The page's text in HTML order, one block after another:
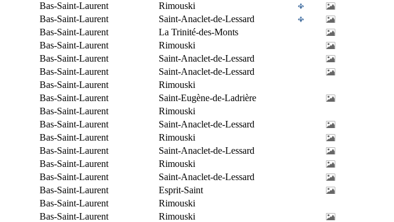
Bas-Saint-Laurent
Rimouski
Bas-Saint-Laurent
Saint-Anaclet-de-Lessard
Bas-Saint-Laurent
La Trinité-des-Monts
Bas-Saint-Laurent
Rimouski
Bas-Saint-Laurent
Saint-Anaclet-de-Lessard
Bas-Saint-Laurent
Saint-Anaclet-de-Lessard
Bas-Saint-Laurent
Rimouski
Bas-Saint-Laurent
Saint-Eugène-de-Ladrière
Bas-Saint-Laurent
Rimouski
Bas-Saint-Laurent
Saint-Anaclet-de-Lessard
Bas-Saint-Laurent
Rimouski
Bas-Saint-Laurent
Saint-Anaclet-de-Lessard
Bas-Saint-Laurent
Rimouski
Bas-Saint-Laurent
Saint-Anaclet-de-Lessard
Bas-Saint-Laurent
Esprit-Saint
Bas-Saint-Laurent
Rimouski
Bas-Saint-Laurent
Rimouski